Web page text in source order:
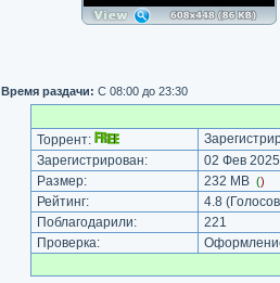
Время раздачи: С 08:00 до 23:30
Торрент:
Зарегистрирован:
02 Фев
Размер:
232 MB ()
Рейтинг: 4.8
Поблагодарили:
221
Проверка: